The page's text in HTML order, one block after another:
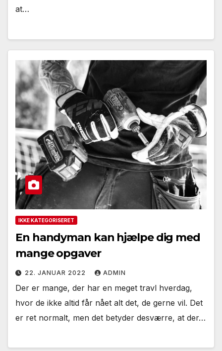
at…
IKKE KATEGORISERET
En handyman kan hjælpe dig med
mange opgaver
22. JANUAR 2022 ADMIN
Der er mange, der har en meget travl hverdag,
hvor de ikke altid får nået alt det, de gerne vil. Det
er ret normalt, men det betyder desværre, at der…